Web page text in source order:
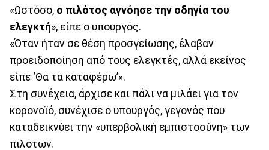
«Ωστόσο, ο πιλότος αγνόησε την οδηγία του
ελεγκτή», είπε ο υπουργός.
«Όταν ήταν σε θέση προσγείωσης, έλαβαν
προειδοποίηση από τους ελεγκτές, αλλά εκείνος
είπε ‘Θα τα καταφέρω’».
Στη συνέχεια, άρχισε και πάλι να μιλάει για τον
κορονοϊό, συνέχισε ο υπουργός, γεγονός που
καταδεικνύει την «υπερβολική εμπιστοσύνη» των
πιλότων.